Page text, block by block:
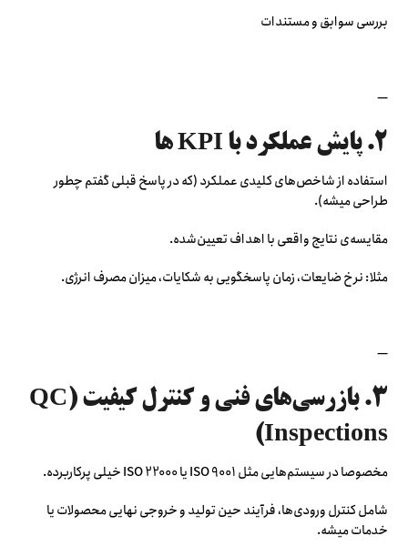
بررسی سوابق و مستندات
—
۲. پایش عملکرد با KPI ها
استفاده از شاخص‌های کلیدی عملکرد (که در پاسخ قبلی گفتم چطور
طراحی میشه).
مقایسه‌ی نتایج واقعی با اهداف تعیین‌شده.
مثلا: نرخ ضایعات، زمان پاسخگویی به شکایات، میزان مصرف انرژی.
—
۳. بازرسی‌های فنی و کنترل کیفیت (QC
Inspections)
مخصوصا در سیستم‌هایی مثل ISO 9001 یا ISO 22000 خیلی پرکاربرده.
شامل کنترل ورودی‌ها، فرآیند حین تولید و خروجی نهایی محصولات یا
خدمات میشه.